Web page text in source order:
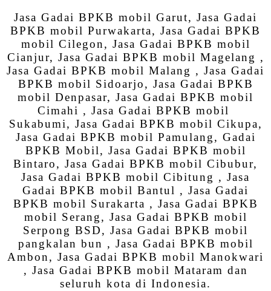
Jasa Gadai BPKB mobil Garut, Jasa Gadai
BPKB mobil Purwakarta, Jasa Gadai BPKB
mobil Cilegon, Jasa Gadai BPKB mobil
Cianjur, Jasa Gadai BPKB mobil Magelang ,
Jasa Gadai BPKB mobil Malang , Jasa Gadai
BPKB mobil Sidoarjo, Jasa Gadai BPKB
mobil Denpasar, Jasa Gadai BPKB mobil
Cimahi , Jasa Gadai BPKB mobil
Sukabumi, Jasa Gadai BPKB mobil Cikupa,
Jasa Gadai BPKB mobil Pamulang, Gadai
BPKB Mobil, Jasa Gadai BPKB mobil
Bintaro, Jasa Gadai BPKB mobil Cibubur,
Jasa Gadai BPKB mobil Cibitung , Jasa
Gadai BPKB mobil Bantul , Jasa Gadai
BPKB mobil Surakarta , Jasa Gadai BPKB
mobil Serang, Jasa Gadai BPKB mobil
Serpong BSD, Jasa Gadai BPKB mobil
pangkalan bun , Jasa Gadai BPKB mobil
Ambon, Jasa Gadai BPKB mobil Manokwari
, Jasa Gadai BPKB mobil Mataram dan
seluruh kota di Indonesia.